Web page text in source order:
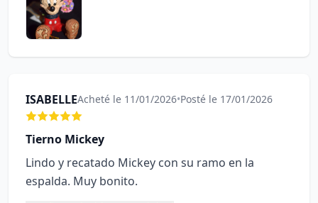
ISABELLEAcheté le 11/01/2026•Posté le 17/01/2026
Tierno Mickey
Lindo y recatado Mickey con su ramo en la
espalda. Muy bonito.